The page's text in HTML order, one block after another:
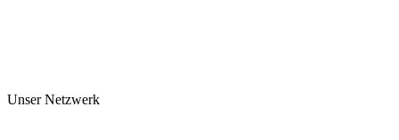
Unser Netzwerk